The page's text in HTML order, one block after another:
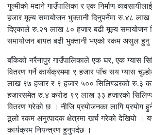
गुल्मीको मदाने गाउँपालिका र एक निर्माण
हजार मूल्य समायोजन भुक्तानी दिनुपर्नेमा रु.४८
दिएकाले रु.२१ लाख ८० हजार बढी मूल्य समायोजन
समायोजन बापत बढी भुक्तानी भएको रकम असुल हुनु
बाँकेको नरैनापुर गाउँपालिकाले एक घर, एक ग्यास
वितरण गर्ने कार्यक्रममा ९ हजार पाँच सय ग्यास
लाख ९७ हजार र ९ हजार ५०० सिलिण्डरको रु.३
हजारसमेत रु.४ करोड ९९ लाख ३३ हजारको
वितरण गरेको छ । नीजि प्रयोजनका लागि प्रयोग
ठूलो रकम अनुत्पादक क्षेत्रमा खर्च गरेको देखियो ।
कार्यक्रम नियन्त्रण हुनुपर्दछ ।